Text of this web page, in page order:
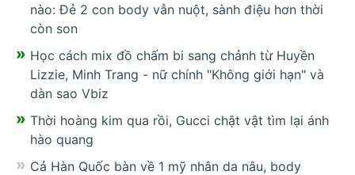
nào: Đẻ 2 con body vẫn nuột, sành điệu hơn thời
còn son
Học cách mix đồ chấm bi sang chảnh từ Huyền
Lizzie, Minh Trang - nữ chính "Không giới hạn" và
dàn sao Vbiz
Thời hoàng kim qua rồi, Gucci chật vật tìm lại ánh
hào quang
Cả Hàn Quốc bàn về 1 mỹ nhân da nâu, body